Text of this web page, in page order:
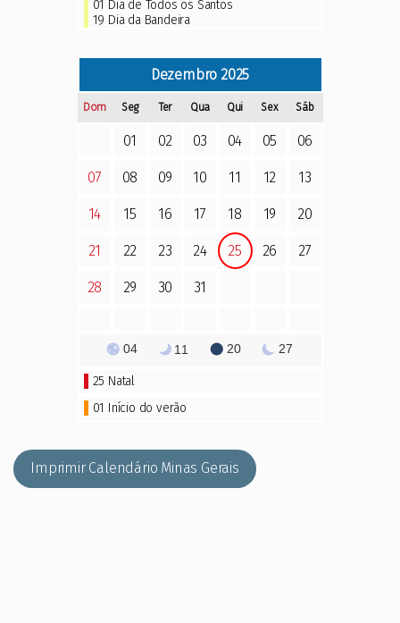
01 Dia de Todos os Santos
19 Dia da Bandeira
Dezembro 2025
Dom Seg Ter Qua Qui Sex Sáb
01 02 03 04 05 06
07 08 09 10 11 12 13
14 15 16 17 18 19 20
21 22 23 24 25 26 27
28 29 30 31
04 11 20 27
25 Natal
01 Início do verão
Imprimir Calendário Minas Gerais